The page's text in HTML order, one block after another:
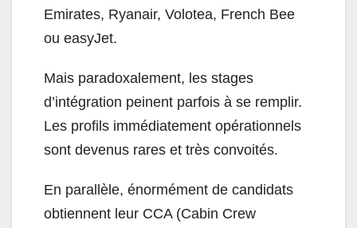
Emirates, Ryanair, Volotea, French Bee
ou easyJet.
Mais paradoxalement, les stages
d’intégration peinent parfois à se remplir.
Les profils immédiatement opérationnels
sont devenus rares et très convoités.
En parallèle, énormément de candidats
obtiennent leur CCA (Cabin Crew